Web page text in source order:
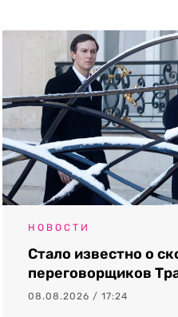
НОВОСТИ
Стало известно о
переговорщиков
08.08.2026 / 17:24